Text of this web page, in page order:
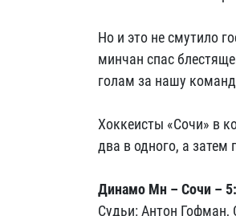
Но и это не смутило
минчан спас
голам за нашу
Хоккеисты «Сочи» в
два в одного, а затем
Динамо Мн – Сочи –
Судьи: Антон Гофман,